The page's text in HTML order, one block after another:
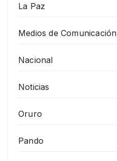
La Paz
Medios de Comunicación
Nacional
Noticias
Oruro
Pando